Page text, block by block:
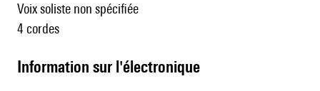
voix soliste non spécifiée
4 cordes
Information sur l'électronique